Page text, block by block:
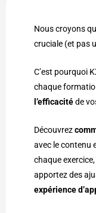
Nous croyons
cruciale (et pas
C’est pourquoi
chaque
l’efficacitéde
Découvrez
avec le contenu
chaque
apportez des
expérience